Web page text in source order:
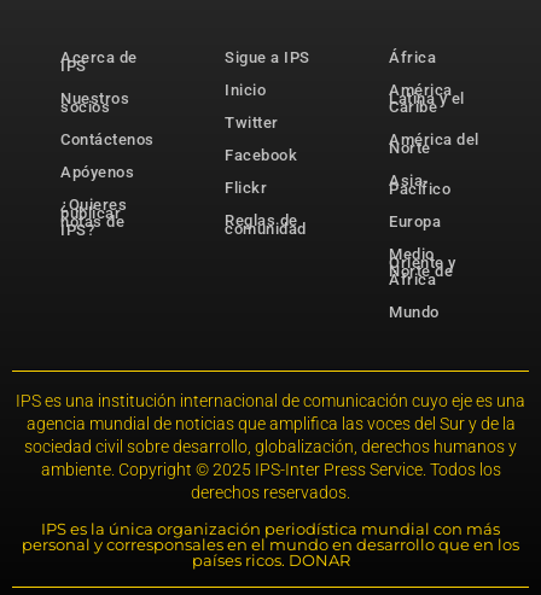
Acerca de
IPS
Nuestros
socios
Contáctenos
Apóyenos
¿Quieres
publicar
notas de
IPS?
Sigue a IPS
Inicio
Twitter
Facebook
Flickr
Reglas de
comunidad
África
América
Latina y el
Caribe
América del
Norte
Asia-
Pacífico
Europa
Medio
Oriente y
Norte de
África
Mundo
IPS es una institución internacional de comunicación cuyo eje es una
agencia mundial de noticias que amplifica las voces del Sur y de la
sociedad civil sobre desarrollo, globalización, derechos humanos y
ambiente. Copyright © 2025 IPS-Inter Press Service. Todos los
derechos reservados.
IPS es la única organización periodística mundial con más
personal y corresponsales en el mundo en desarrollo que en los
países ricos. DONAR